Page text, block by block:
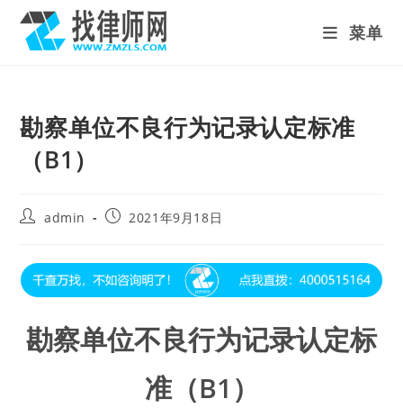
content
菜单
勘察单位不良行为记录认定标准
（B1）
Postadmin
Post2021年9月18日
勘察单位不良行为记录认定标
准（B1）